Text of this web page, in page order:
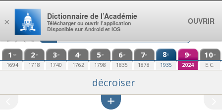
Aller au contenu
1 re
1694
2e
1718
3e
1740
4e
1762
5e
1798
6e
1835
7e
1878
8e
1935
9e
2024
10e
E.C.
décroiser
×
Dictionnaire de l’Académie
Télécharger ou ouvrir l’application
Disponible sur Android et iOS
OUVRIR